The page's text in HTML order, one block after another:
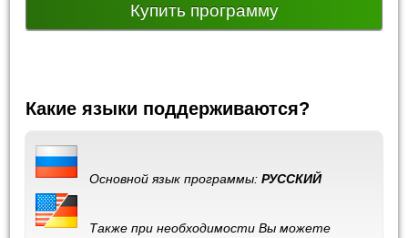
Купить программу
Какие языки поддерживаются?
Основной язык программы:РУССКИЙ
Также при необходимости Вы можете